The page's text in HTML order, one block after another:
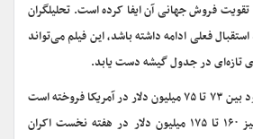
فروش جهانی آن ایفا کرده است. تحلیلگران
فعلی ادامه داشته باشد، این فیلم می‌تواند
تازه‌ای در جدول گیشه دست یابد.
این فیلم در اکران آغازین خود بین ۷۳ تا ۷۵ میلیون دلار در آمریکا فروخته است
و فروش جهانی این فیلم نیز ۱۶۰ تا ۱۷۵ میلیون دلار در هفته نخست اکران